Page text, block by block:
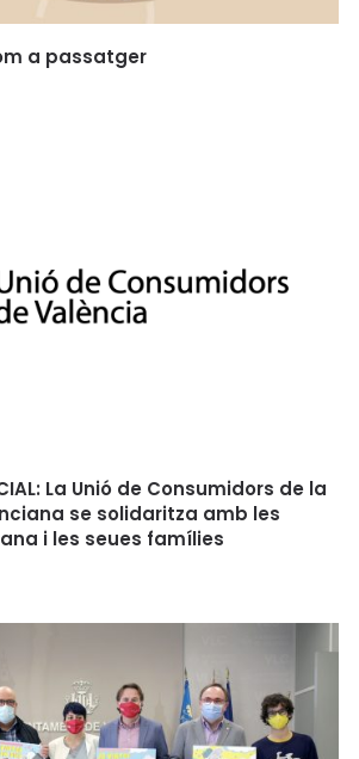
a passatger
La Unió de Consumidors de la
se solidaritza amb les
i les seues famílies